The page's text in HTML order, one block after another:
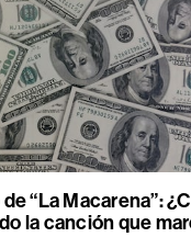
“La Macarena”:
la canción que